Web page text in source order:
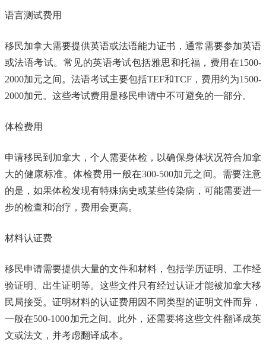
语言测试费用
移民加拿大需要提供英语或法语能力证书，通常需要参加英语
或法语考试。常见的英语考试包括雅思和托福，费用在1500-
2000加元之间。法语考试主要包括TEF和TCF，费用约为1500-
2000加元。这些考试费用是移民申请中不可避免的一部分。
体检费用
申请移民到加拿大，个人需要体检，以确保身体状况符合加拿
大的健康标准。体检费用一般在300-500加元之间。需要注意
的是，如果体检发现有特殊病史或某些传染病，可能需要进一
步的检查和治疗，费用会更高。
材料认证费
移民申请需要提供大量的文件和材料，包括学历证明、工作经
验证明、出生证明等。这些文件只有经过认证才能被加拿大移
民局接受。证明材料的认证费用因不同类型的证明文件而异，
一般在500-1000加元之间。此外，还需要将这些文件翻译成英
文或法文，并考虑翻译成本。